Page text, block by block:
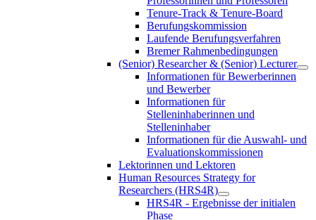
Tenure-Track & Tenure-Board
Berufungskommission
Laufende Berufungsverfahren
Bremer Rahmenbedingungen
(Senior) Researcher & (Senior) Lecturer
Informationen für Bewerberinnen
und Bewerber
Informationen für
Stelleninhaberinnen und
Stelleninhaber
Informationen für die Auswahl- und
Evaluationskommissionen
Lektorinnen und Lektoren
Human Resources Strategy for
Researchers (HRS4R)
HRS4R - Ergebnisse der initialen
Phase